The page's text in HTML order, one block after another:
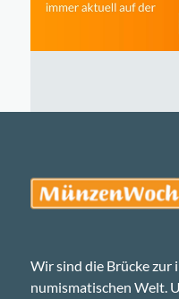
Wir sind die Brücke zur
numismatischen Welt.